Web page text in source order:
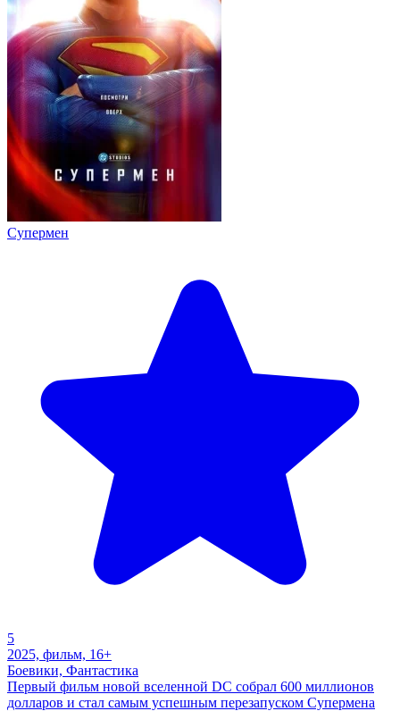
Супермен
5
2025, фильм, 16+
Боевики, Фантастика
Первый фильм новой вселенной DC собрал 600 миллионов
долларов и стал самым успешным перезапуском Супермена